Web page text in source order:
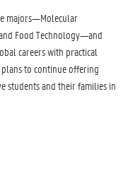
majors—Molecular
Food Technology—and
careers with practical
to continue offering
students and their families in